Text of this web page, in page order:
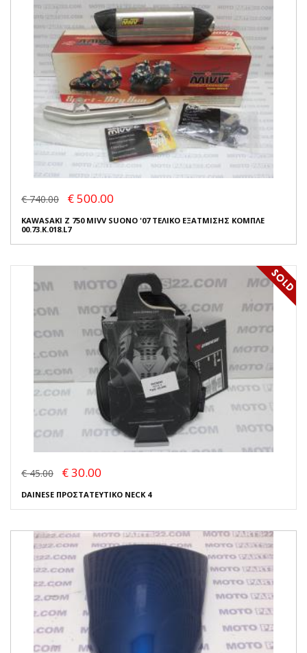
€ 740.00 € 500.00
KAWASAKI Z 750 MIVV SUONO '07 ΤΕΛΙΚΟ ΕΞΑΤΜΙΣΗΣ ΚΟΜΠΛΕ
00.73.K.018.L7
€ 45.00 € 30.00
DAINESE ΠΡΟΣΤΑΤΕΥΤΙΚΟ NECK 4